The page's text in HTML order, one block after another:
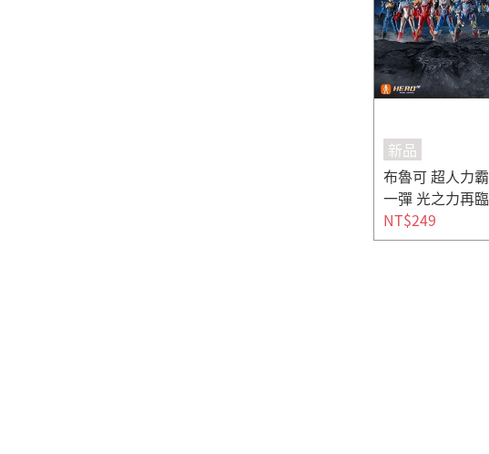
新品
布魯可 超人力
一彈 光之力再
NT$249